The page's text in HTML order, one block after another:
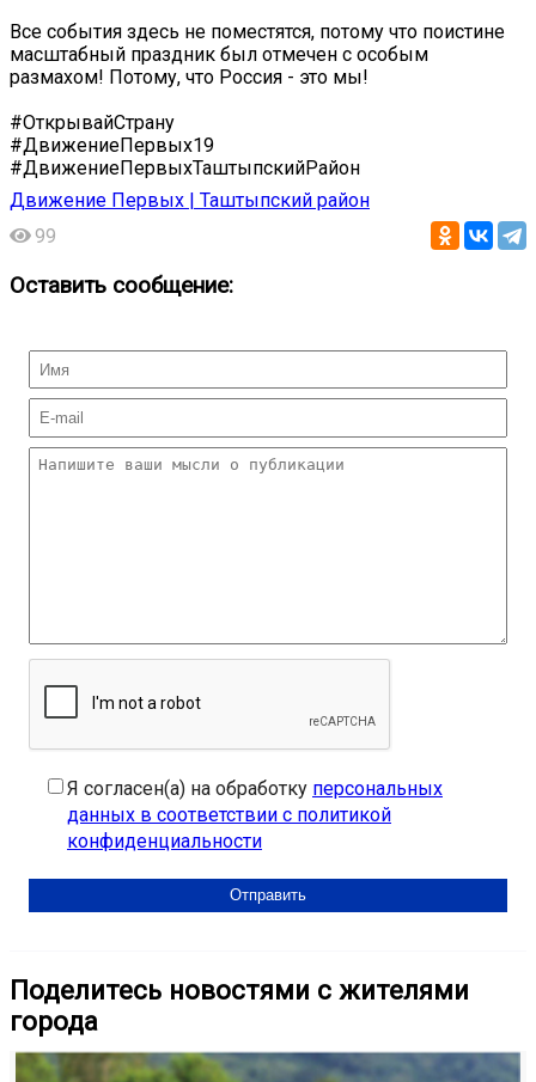
Все события здесь не поместятся, потому что поистине
масштабный праздник был отмечен с особым
размахом! Потому, что Россия - это мы!
#ОткрывайСтрану
#ДвижениеПервых19
#ДвижениеПервыхТаштыпскийРайон
Движение Первых | Таштыпский район
99
Оставить сообщение:
Я согласен(а) на обработку персональных
данных в соответствии с политикой
конфиденциальности
Поделитесь новостями с жителями
города